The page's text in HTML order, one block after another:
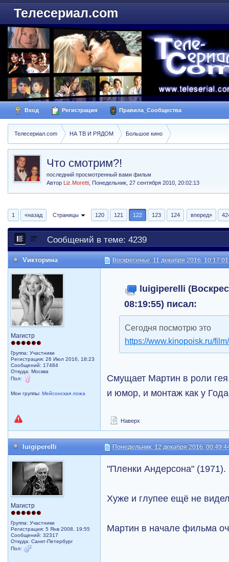
Телесериал.com
Вход Регистрация Правила_Сообщества
Телесериал.com НА ТВ И РЯДОМ Большое кино
Что смотрим?!
последний просмотренный вами фильм
Автор Liz.Moretti ,Понедельник, 27 сентября 2010, 20:02:13
1 «назад Страницы 120 121 122 123 124 вперед»
Сообщений в теме: 4239
Vикторина Воскресенье, 11 декабря 2016, 10:17:01
Магистр
Группа: Участники
Регистрация: 26 Июл 2016, 18:23
Сообщений: 17484
Откуда: Москва
Пол:
Мои группы:Мейсонская ложа
luigiperelli
08:19:55) писал:
Сегодня посмотрю это
https://www.kinopoisk.ru/
Смущает Мартин в роли
и юмор, и монтаж как у
Наверх
luigiperelli Понедельник, 12 декабря 2016,
Магистр
Группа: Участники
Регистрация: 5 Янв 2008, 19:55
Сообщений: 32317
Откуда: Санкт-Петербург
Пол:
"Пленки Андерсона" (1971).
Хуже и глупее ещё не
Мартин в начале фильма